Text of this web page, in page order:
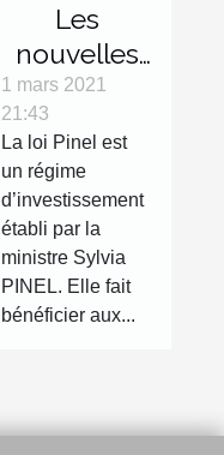
Les
nouvelles
tendances
de la loi
Pinel en
2021
1 mars 2021
21:43
La loi Pinel est
un régime
d’investissement
établi par la
ministre Sylvia
PINEL. Elle fait
bénéficier aux...